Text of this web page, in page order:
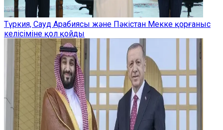
Түркия, Сауд Арабиясы және Пәкістан Мекке қорғаныс
келісіміне қол қойды